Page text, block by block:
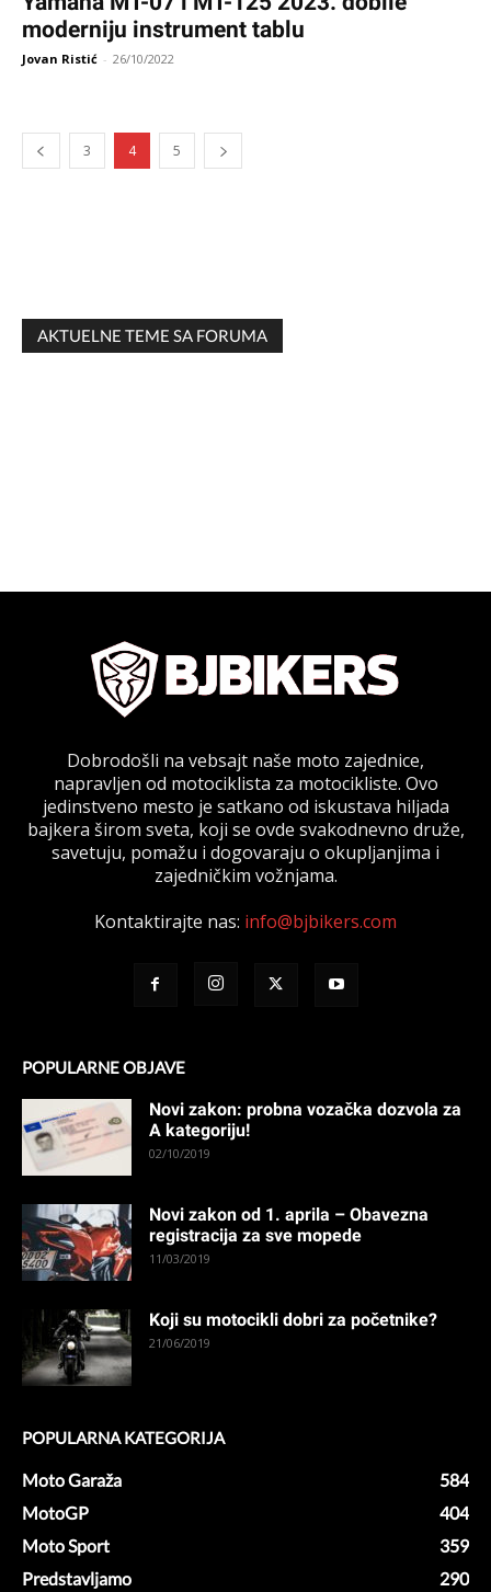
moderniju instrument tablu
Jovan Ristić - 26/10/2022
3 4 5
AKTUELNE TEME SA FORUMA
Dobrodošli na vebsajt naše moto zajednice,
napravljen od motociklista za motocikliste. Ovo
jedinstveno mesto je satkano od iskustava hiljada
bajkera širom sveta, koji se ovde svakodnevno druže,
savetuju, pomažu i dogovaraju o okupljanjima i
zajedničkim vožnjama.
Kontaktirajte nas: info@bjbikers.com
POPULARNE OBJAVE
Novi zakon: probna vozačka dozvola za
A kategoriju!
02/10/2019
Novi zakon od 1. aprila – Obavezna
registracija za sve mopede
11/03/2019
Koji su motocikli dobri za početnike?
21/06/2019
POPULARNA KATEGORIJA
Moto Garaža
584
MotoGP
404
Moto Sport
359
Predstavljamo
290